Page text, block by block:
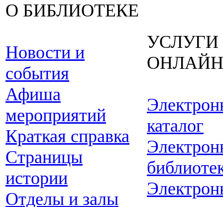
О БИБЛИОТЕКЕ
Новости и
события
Афиша
мероприятий
Краткая справка
Страницы
истории
Отделы и залы
УСЛУГИ
ОНЛАЙН
каталог